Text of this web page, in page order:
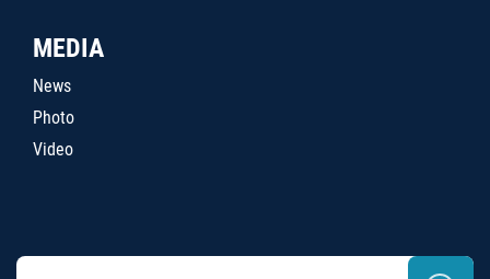
MEDIA
News
Photo
Video